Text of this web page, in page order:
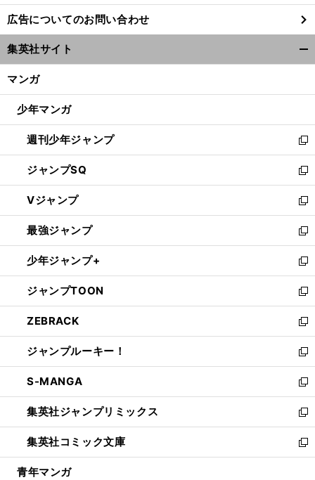
し
い
ウ
ィ
ン
ウ
開
く
広告についてのお問い合わせ
集英社サイト
マンガ
少年マンガ
週刊少年ジャンプ
新
し
い
ウ
ィ
ン
ド
ウ
で
開
く
ジャンプSQ
新
し
い
ウ
ィ
ン
ド
ウ
で
開
く
Vジャンプ
新
し
い
ウ
ィ
ン
ド
ウ
で
開
く
最強ジャンプ
新
し
い
ウ
ィ
ン
ド
ウ
で
開
く
少年ジャンプ+
新
し
い
ウ
ィ
ン
ド
ウ
で
開
く
ジャンプTOON
新
し
い
ウ
ィ
ン
ド
ウ
で
開
く
ZEBRACK
新
し
い
ウ
ィ
ン
ド
ウ
で
開
ジャンプルーキー！
新
し
い
ウ
ィ
ン
ド
ウ
S-MANGA
新
し
い
ウ
ィ
ン
集英社ジャンプリミックス
新
し
い
ウ
集英社コミック文庫
新
し
青年マンガ